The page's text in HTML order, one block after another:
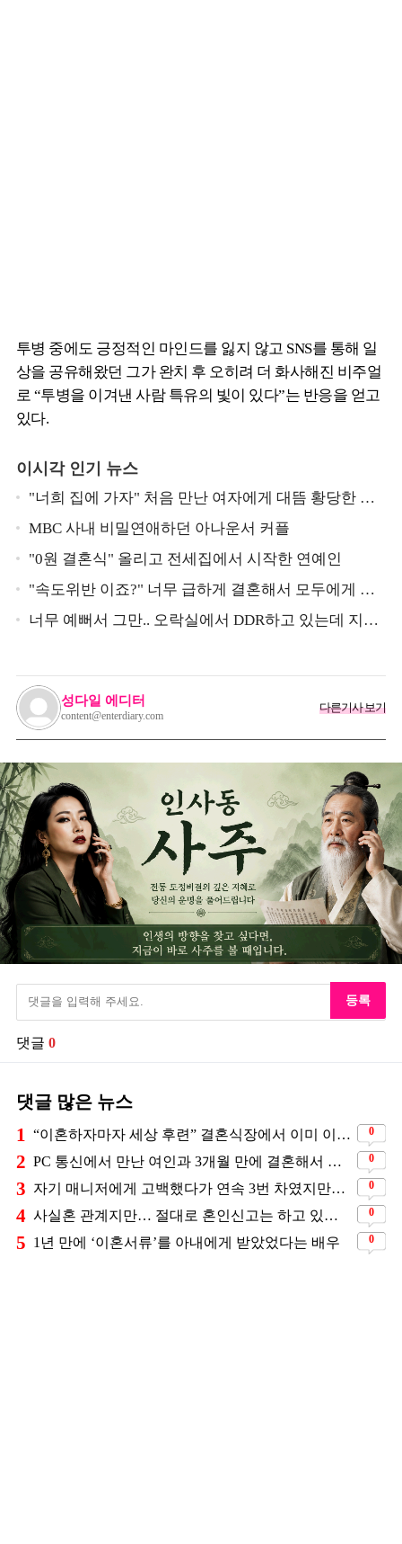
투병 중에도 긍정적인 마인드를 잃지 않고 SNS를 통해 일
상을 공유해왔던 그가 완치 후 오히려 더 화사해진 비주얼
로 “투병을 이겨낸 사람 특유의 빛이 있다”는 반응을 얻고
있다.
이시각 인기 뉴스
"너희 집에 가자" 처음 만난 여자에게 대뜸 황당한 요
구 했다는 MBC 아나운서
MBC 사내 비밀연애하던 아나운서 커플
"0원 결혼식" 올리고 전세집에서 시작한 연예인
"속도위반 이죠?" 너무 급하게 결혼해서 모두에게 의
심 받았던 스타
너무 예뻐서 그만.. 오락실에서 DDR하고 있는데 지나
성다일 에디터
content@enterdiary.com
다른기사 보기
등록
댓글 0
댓글 많은 뉴스
1 “이혼하자마자 세상 후련” 결혼식장에서 이미 이혼을 직감했었다는 배우 0
2 PC 통신에서 만난 여인과 3개월 만에 결혼해서 잘 살고 있는 배우 0
3 자기 매니저에게 고백했다가 연속 3번 차였지만… 결국 결혼에 성공한 배우 0
4 사실혼 관계지만… 절대로 혼인신고는 하고 있지 않다는 배우 0
5 1년 만에 ‘이혼서류’를 아내에게 받았었다는 배우 0